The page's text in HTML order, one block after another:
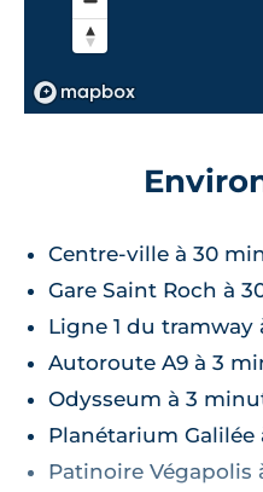
Centre-ville à 30
Gare Saint Roch à
Ligne 1 du tramway
Autoroute A9 à 3
Odysseum à 3
Planétarium
Patinoire